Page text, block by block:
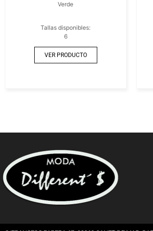
Verde
Tallas disponibles:
6
VER PRODUCTO